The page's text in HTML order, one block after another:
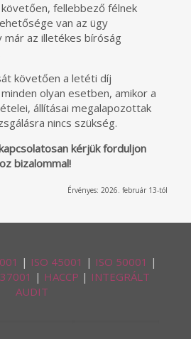
fellebbező félnek
van az ügy
az illetékes bíróság
követően a letéti díj
olyan esetben, amikor a
állításai megalapozottak
nincs szükség.
kérjük forduljon
bizalommal!
Érvényes: 2026. február 13-tól
| ISO 45001 | ISO 50001 |
| HACCP | INTEGRÁLT
AUDIT